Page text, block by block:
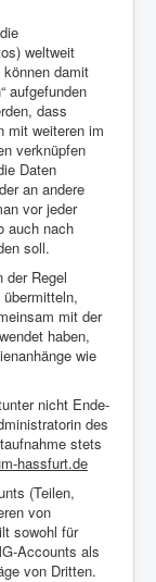
weltweit
damit
aufgefunden
dass
mit weiteren im
verknüpfen
Daten
an andere
vor jeder
auch nach
soll.
der Regel
mit der
haben,
wie
nicht Ende-
des
stets
hassfurt.de
(Teilen,
von
sowohl für
Accounts als
von Dritten.